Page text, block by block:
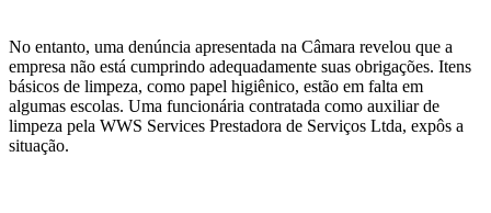
No entanto, uma denúncia apresentada na Câmara revelou que a
empresa não está cumprindo adequadamente suas obrigações. Itens
básicos de limpeza, como papel higiênico, estão em falta em
algumas escolas. Uma funcionária contratada como auxiliar de
limpeza pela WWS Services Prestadora de Serviços Ltda, expôs a
situação.